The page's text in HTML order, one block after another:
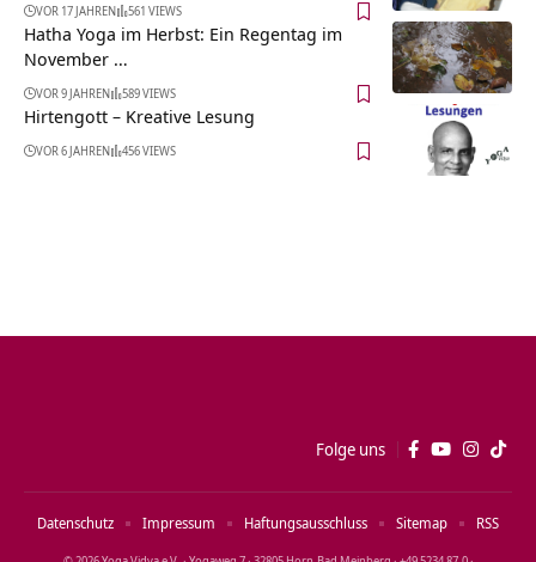
VOR 17 JAHREN 561 VIEWS
Hatha Yoga im Herbst: Ein Regentag im
November …
VOR 9 JAHREN 589 VIEWS
Hirtengott – Kreative Lesung
VOR 6 JAHREN 456 VIEWS
Folge uns
Datenschutz Impressum Haftungsausschluss Sitemap RSS